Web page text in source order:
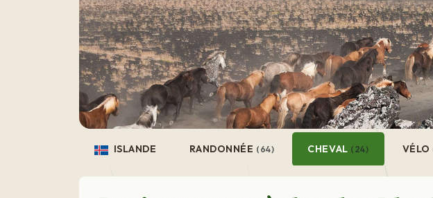
ISLANDE RANDONNÉE (64) CHEVAL (24) VÉLO